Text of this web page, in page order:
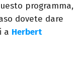
programma,
dovete dare
a Herbert